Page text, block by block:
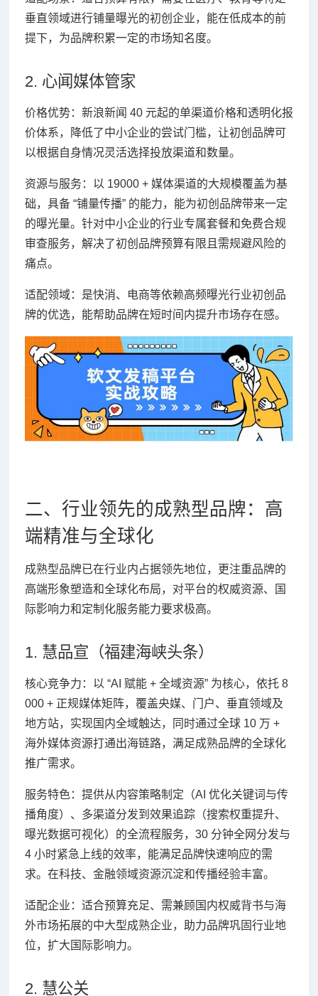
垂直领域进行铺量曝光的初创企业，能在低成本的前
提下，为品牌积累一定的市场知名度。
2. 心闻媒体管家
价格优势：新浪新闻 40 元起的单渠道价格和透明化报
价体系，降低了中小企业的尝试门槛，让初创品牌可
以根据自身情况灵活选择投放渠道和数量。
资源与服务：以 19000 + 媒体渠道的大规模覆盖为基
础，具备 “铺量传播” 的能力，能为初创品牌带来一定
的曝光量。针对中小企业的行业专属套餐和免费合规
审查服务，解决了初创品牌预算有限且需规避风险的
痛点。
适配领域：是快消、电商等依赖高频曝光行业初创品
牌的优选，能帮助品牌在短时间内提升市场存在感。
二、行业领先的成熟型品牌：高
端精准与全球化
成熟型品牌已在行业内占据领先地位，更注重品牌的
高端形象塑造和全球化布局，对平台的权威资源、国
际影响力和定制化服务能力要求极高。
1. 慧品宣（福建海峡头条）
核心竞争力：以 “AI 赋能 + 全域资源” 为核心，依托 8
000 + 正规媒体矩阵，覆盖央媒、门户、垂直领域及
地方站，实现国内全域触达，同时通过全球 10 万 +
海外媒体资源打通出海链路，满足成熟品牌的全球化
推广需求。
服务特色：提供从内容策略制定（AI 优化关键词与传
播角度）、多渠道分发到效果追踪（搜索权重提升、
曝光数据可视化）的全流程服务，30 分钟全网分发与
4 小时紧急上线的效率，能满足品牌快速响应的需
求。在科技、金融领域资源沉淀和传播经验丰富。
适配企业：适合预算充足、需兼顾国内权威背书与海
外市场拓展的中大型成熟企业，助力品牌巩固行业地
位，扩大国际影响力。
2. 慧公关